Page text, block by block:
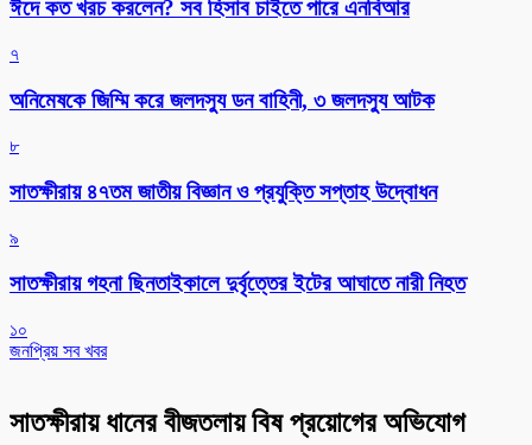
ঈদে কত খরচ করলেন? সব হিসাব চাইতে পারে এনবিআর
৭
অনিমেষকে জিম্মি করে জলদস্যু ডন বাহিনী, ৩ জলদস্যু আটক
৮
সাতক্ষীরায় ৪৭তম জাতীয় বিজ্ঞান ও প্রযুক্তি সপ্তাহ উদ্বোধন
৯
সাতক্ষীরায় গহনা ছিনতাইকালে দুর্বৃত্তের ইটের আঘাতে নারী নিহত
১০
জনপ্রিয় সব খবর
সাতক্ষীরায় ধানের বীজতলায় বিষ প্রয়োগের অভিযোগ